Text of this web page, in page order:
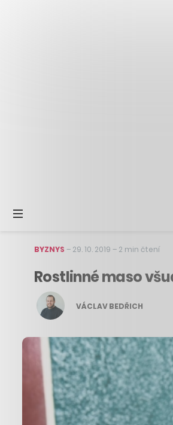
BYZNYS – 29. 10. 2019 – 2 min čtení
Rostlinné maso
VÁCLAV BEDŘICH